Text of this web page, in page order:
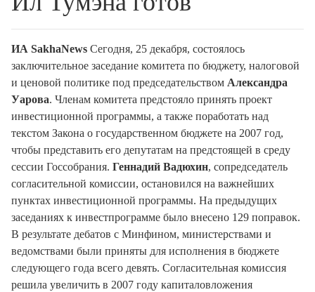
ИА SakhaNews Сегодня, 25 декабря, состоялось
заключительное заседание комитета по бюджету, налоговой
и ценовой политике под председательством Александра
Уарова. Членам комитета предстояло принять проект
инвестиционной программы, а также поработать над
текстом Закона о государственном бюджете на 2007 год,
чтобы представить его депутатам на предстоящей в среду
сессии Госсобрания. Геннадий Вадюхин, сопредседатель
согласительной комиссии, остановился на важнейших
пунктах инвестиционной программы. На предыдущих
заседаниях к инвестпрограмме было внесено 129 поправок.
В результате дебатов с Минфином, министерствами и
ведомствами были приняты для исполнения в бюджете
следующего года всего девять. Согласительная комиссия
решила увеличить в 2007 году капиталовложения